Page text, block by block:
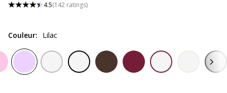
4.5(142 ratings)
Couleur: Lilac